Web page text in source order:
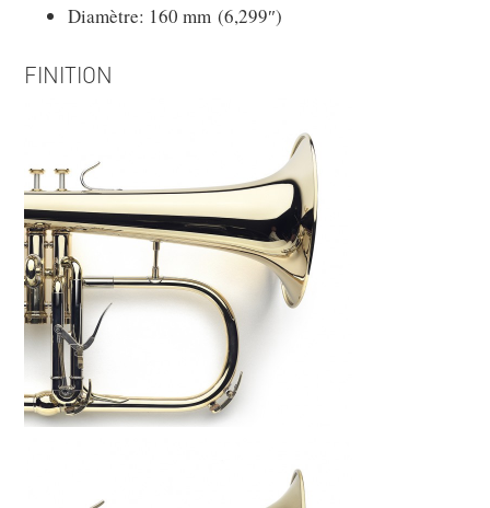
Diamètre: 160 mm (6,299″)
FINITION